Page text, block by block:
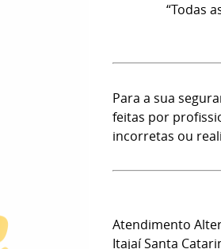
“Todas
Para a sua
feitas por
incorretas ou
Atendimento
Itajaí Santa